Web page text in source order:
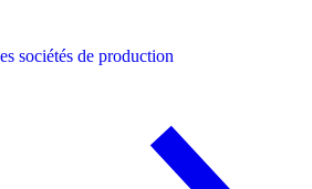
sociétés de production